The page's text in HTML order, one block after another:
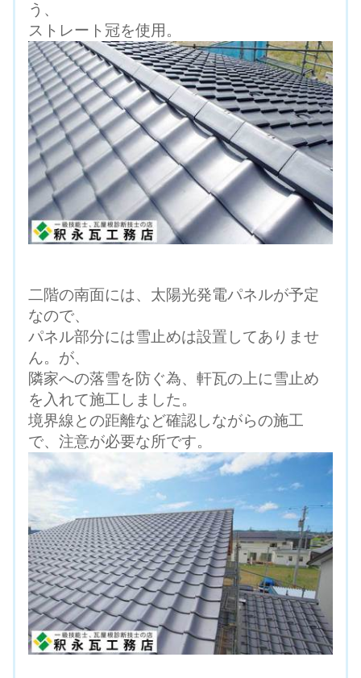
う、
ストレート冠を使用。
二階の南面には、太陽光発電パネルが予定
なので、
パネル部分には雪止めは設置してありませ
ん。が、
隣家への落雪を防ぐ為、軒瓦の上に雪止め
を入れて施工しました。
境界線との距離など確認しながらの施工
で、注意が必要な所です。